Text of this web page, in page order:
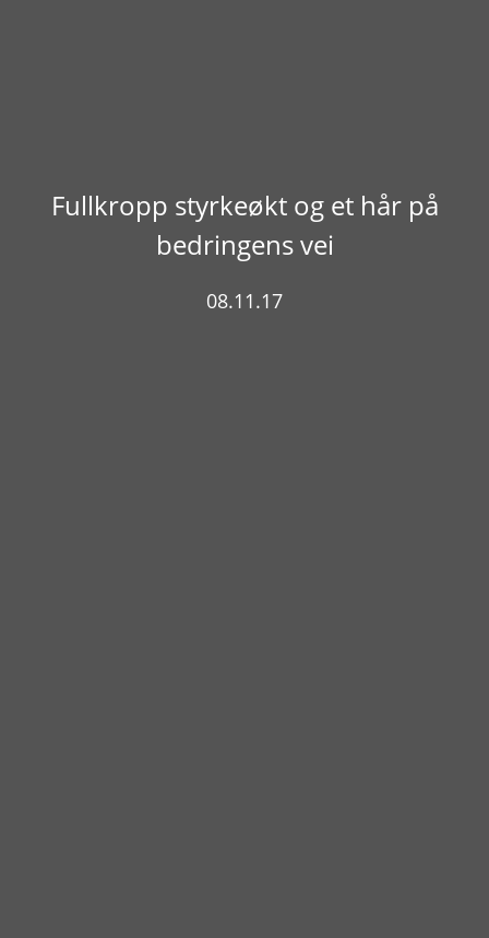
Fullkropp styrkeøkt og et hår på
bedringens vei
08.11.17